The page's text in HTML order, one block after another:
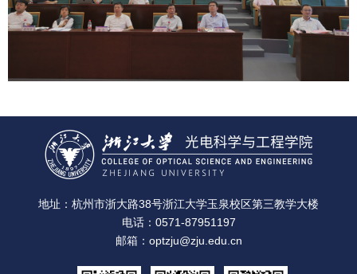
地址：杭州市浙大路38号浙江大学玉泉校区第三教学大楼
电话：0571-87951197
邮箱：optzju@zju.edu.cn